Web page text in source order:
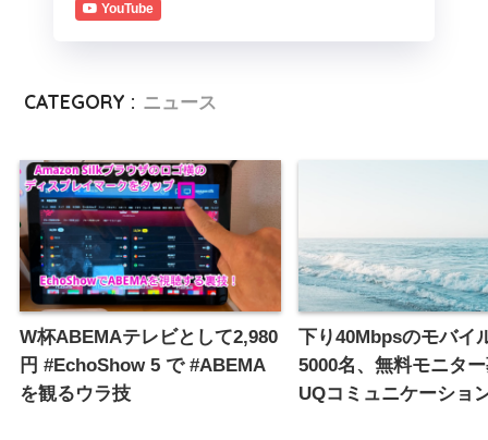
YouTube
CATEGORY : ニュース
W杯ABEMAテレビとして2,980
円 #EchoShow 5 で #ABEMA
を観るウラ技
下り40Mbpsのモバイ
5000名、無料モニタ
UQコミュニケーショ